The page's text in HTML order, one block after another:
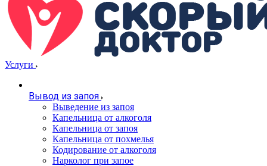
Услуги
Вывод из запоя
Выведение из запоя
Капельница от алкоголя
Капельница от запоя
Капельница от похмелья
Кодирование от алкоголя
Нарколог при запое